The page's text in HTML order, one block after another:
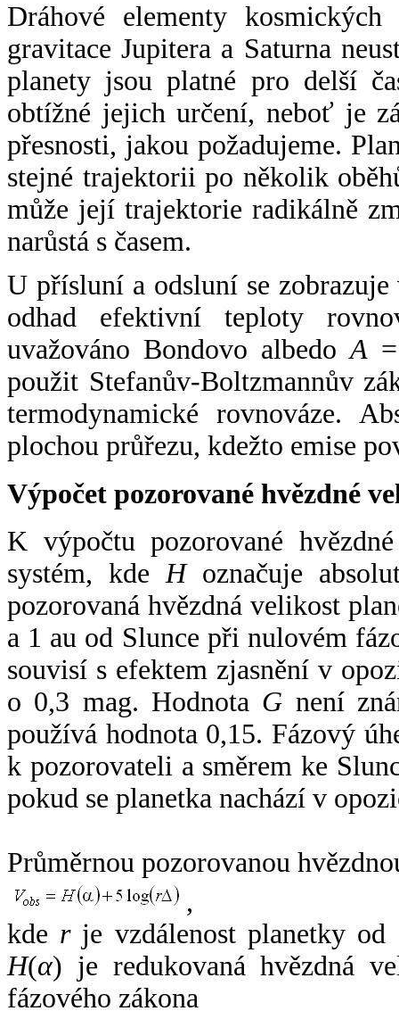
Dráhové elementy
gravitace Jupitera a Saturna
planety jsou platné pro delší
obtížné jejich určení, neboť je
přesnosti, jakou požadujeme.
stejné trajektorii po několik
může její trajektorie radikálně
narůstá s časem.
U přísluní a odsluní se
odhad efektivní teploty
uvažováno Bondovo albedoA
použit Stefanův-Boltzmannův
termodynamické rovnováze.
plochou průřezu, kdežto emise
Výpočet pozorované hvězdné
K výpočtu pozorované
systém, kde Hoznačuje
pozorovaná hvězdná velikost
a 1 au od Slunce při nulovém
souvisí s efektem zjasnění v
o 0,3 mag. Hodnota G není
používá hodnota 0,15. Fázový
k pozorovateli a směrem ke
pokud se planetka nachází v
Průměrnou pozorovanou
,
kde rje vzdálenost planetky od
H(α) je redukovaná hvězdná
fázového zákona